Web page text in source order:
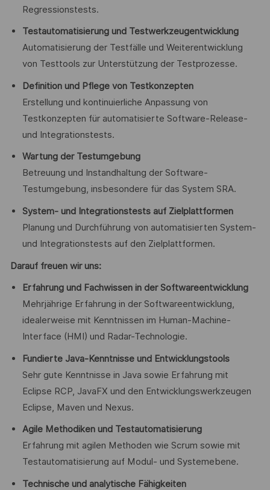
Regressionstests.
Testautomatisierung und Testwerkzeugentwicklung
Automatisierung der Testfälle und Weiterentwicklung
von Testtools zur Unterstützung der Testprozesse.
Definition und Pflege von Testkonzepten
Erstellung und kontinuierliche Anpassung von
Testkonzepten für automatisierte Software-Release-
und Integrationstests.
Wartung der Testumgebung
Betreuung und Instandhaltung der Software-
Testumgebung, insbesondere für das System SRA.
System- und Integrationstests auf Zielplattformen
Planung und Durchführung von automatisierten System-
und Integrationstests auf den Zielplattformen.
Darauf freuen wir uns:
Erfahrung und Fachwissen in der Softwareentwicklung
Mehrjährige Erfahrung in der Softwareentwicklung,
idealerweise mit Kenntnissen im Human-Machine-
Interface (HMI) und Radar-Technologie.
Fundierte Java-Kenntnisse und Entwicklungstools
Sehr gute Kenntnisse in Java sowie Erfahrung mit
Eclipse RCP, JavaFX und den Entwicklungswerkzeugen
Eclipse, Maven und Nexus.
Agile Methodiken und Testautomatisierung
Erfahrung mit agilen Methoden wie Scrum sowie mit
Testautomatisierung auf Modul- und Systemebene.
Technische und analytische Fähigkeiten